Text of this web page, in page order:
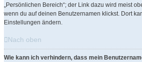
„Persönlichen Bereich“; der Link dazu wird meist
wenn du auf deinen Benutzernamen klickst. Dort
Einstellungen ändern.
Nach oben
Wie kann ich verhindern, dass mein